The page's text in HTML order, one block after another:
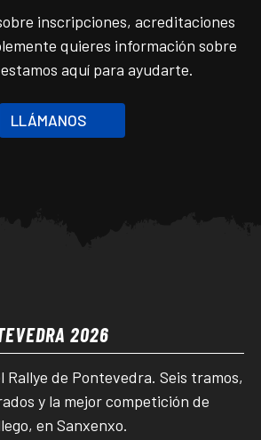
inscripciones, acreditaciones
quieres información sobre
aquí para ayudarte.
LLÁMANOS
2026
Rallye de Pontevedra. Seis tramos,
y la mejor competición de
en Sanxenxo.